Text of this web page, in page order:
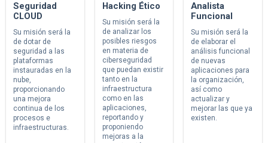
Seguridad
CLOUD
Su misión será la
de dotar de
seguridad a las
plataformas
instauradas en la
nube,
proporcionando
una mejora
continua de los
procesos e
infraestructuras.
Hacking Ético
Su misión será la
de analizar los
posibles riesgos
en materia de
ciberseguridad
que puedan existir
tanto en la
infraestructura
como en las
aplicaciones,
reportando y
proponiendo
mejoras a la
Analista
Funcional
Su misión será la
de elaborar el
análisis funcional
de nuevas
aplicaciones para
la organización,
así como
actualizar y
mejorar las que ya
existen.